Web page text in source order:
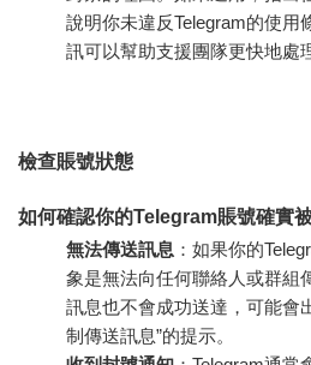
說明你未違反Telegram的使用
訊可以幫助支援團隊更快地處
檢查賬號狀態
如何確認你的Telegram賬號確實
無法傳送訊息 ：如果你的
象是無法向任何聯絡人或群組
訊息也不會成功送達，可能會
制傳送訊息”的提示。